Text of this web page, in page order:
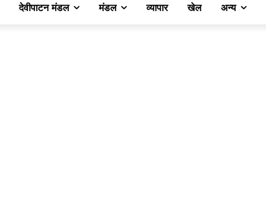
देवीपाटन मंडल मंडल व्यापार खेल अन्य